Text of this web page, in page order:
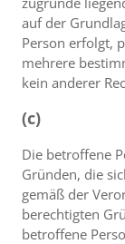
auf der
Person erfolgt,
mehrere
kein anderer
(c)
Die betroffene
Gründen, die
gemäß der
berechtigten
betroffene